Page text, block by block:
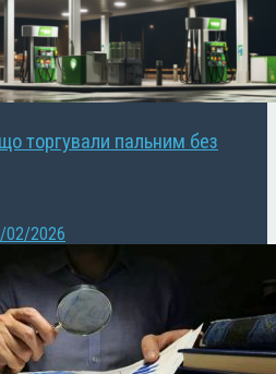
торгували пальним без
02/2026